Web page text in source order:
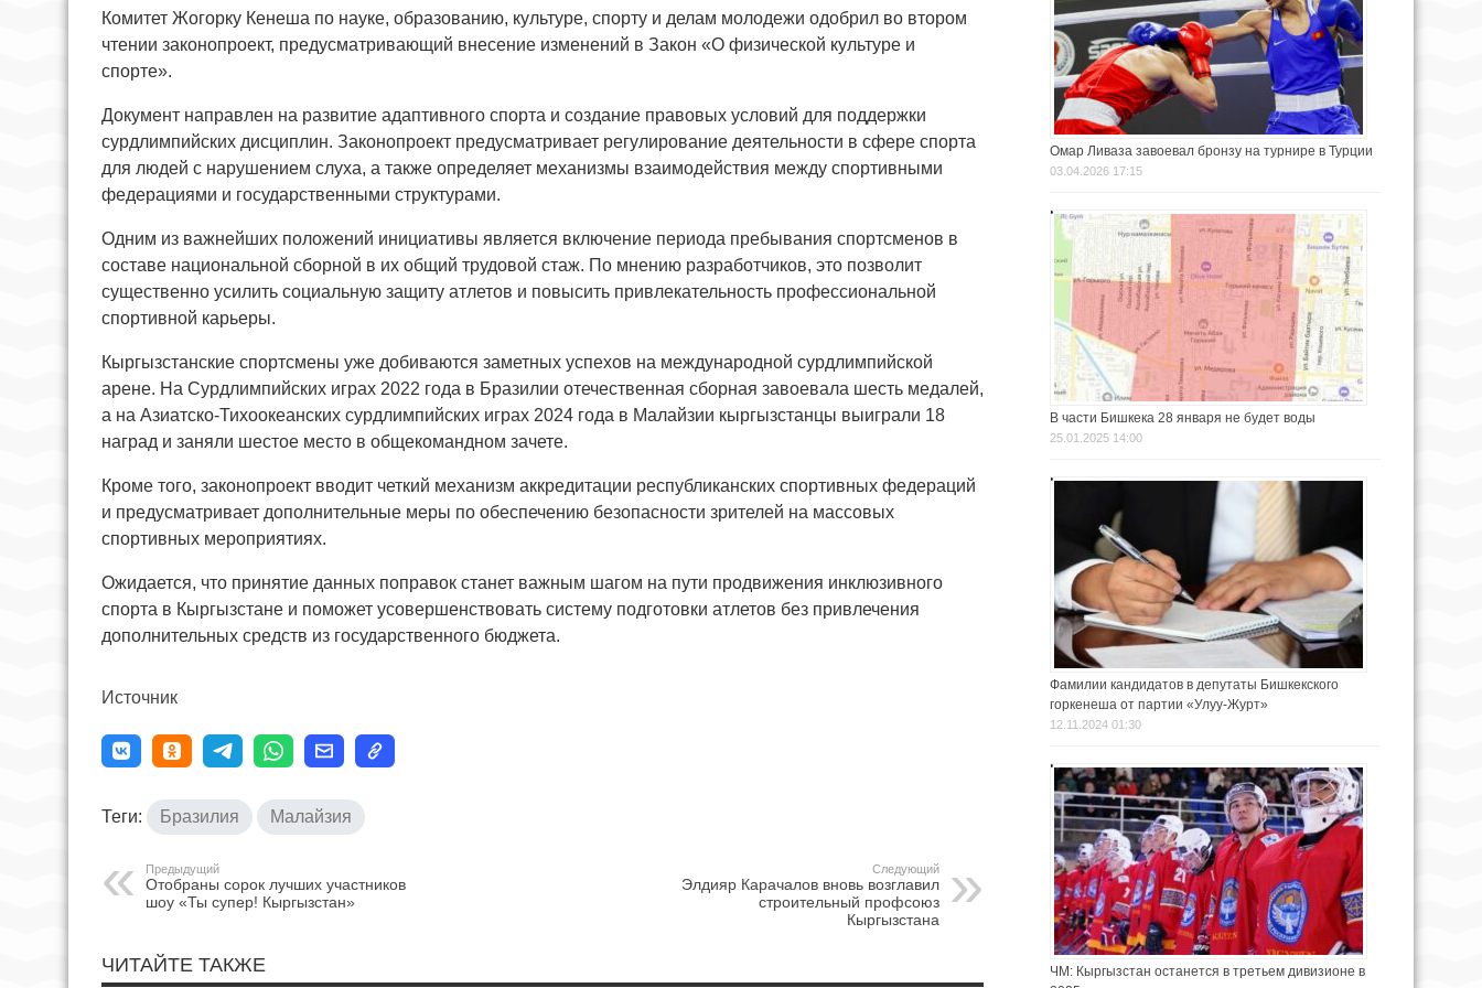
Комитет Жогорку Кенеша по науке, образованию, культуре, спорту и делам молодежи одобрил во втором
чтении законопроект, предусматривающий внесение изменений в Закон «О физической культуре и
спорте».
Документ направлен на развитие адаптивного спорта и создание правовых условий для поддержки
сурдлимпийских дисциплин. Законопроект предусматривает регулирование деятельности в сфере спорта
для людей с нарушением слуха, а также определяет механизмы взаимодействия между спортивными
федерациями и государственными структурами.
Одним из важнейших положений инициативы является включение периода пребывания спортсменов в
составе национальной сборной в их общий трудовой стаж. По мнению разработчиков, это позволит
существенно усилить социальную защиту атлетов и повысить привлекательность профессиональной
спортивной карьеры.
Кыргызстанские спортсмены уже добиваются заметных успехов на международной сурдлимпийской
арене. На Сурдлимпийских играх 2022 года в Бразилии отечественная сборная завоевала шесть медалей,
а на Азиатско-Тихоокеанских сурдлимпийских играх 2024 года в Малайзии кыргызстанцы выиграли 18
наград и заняли шестое место в общекомандном зачете.
Кроме того, законопроект вводит четкий механизм аккредитации республиканских спортивных федераций
и предусматривает дополнительные меры по обеспечению безопасности зрителей на массовых
спортивных мероприятиях.
Ожидается, что принятие данных поправок станет важным шагом на пути продвижения инклюзивного
спорта в Кыргызстане и поможет усовершенствовать систему подготовки атлетов без привлечения
дополнительных средств из государственного бюджета.
Источник
Теги: Бразилия Малайзия
Предыдущий
Отобраны сорок лучших участников
шоу «Ты супер! Кыргызстан»
Следующий
Элдияр Карачалов вновь возглавил
строительный профсоюз
Кыргызстана
ЧИТАЙТЕ ТАКЖЕ
Омар Ливаза завоевал бронзу на турнире в Турции
03.04.2026 17:15
В части Бишкека 28 января не будет воды
25.01.2025 14:00
Фамилии кандидатов в депутаты Бишкекского
горкенеша от партии «Улуу-Журт»
12.11.2024 01:30
ЧМ: Кыргызстан останется в третьем дивизионе в